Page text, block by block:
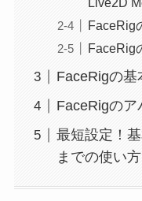
FaceRig
FaceRig
FaceRigの基
FaceRigの
最短設定！
までの使い